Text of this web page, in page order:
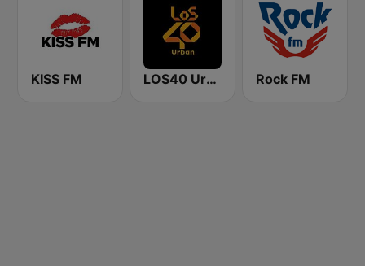
KISS FM LOS40 Urban Rock FM